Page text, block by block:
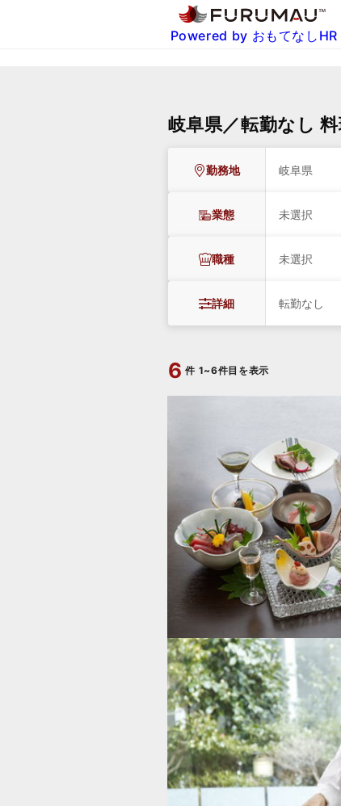
Powered by おもてなしHR
岐阜県／転勤なし
勤務地 岐阜県
業態 未選択
職種 未選択
詳細 転勤なし
6 件 1~6件目を表示